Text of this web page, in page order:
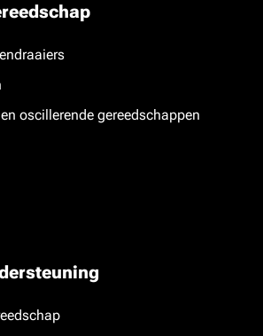
oscillerende gereedschappen